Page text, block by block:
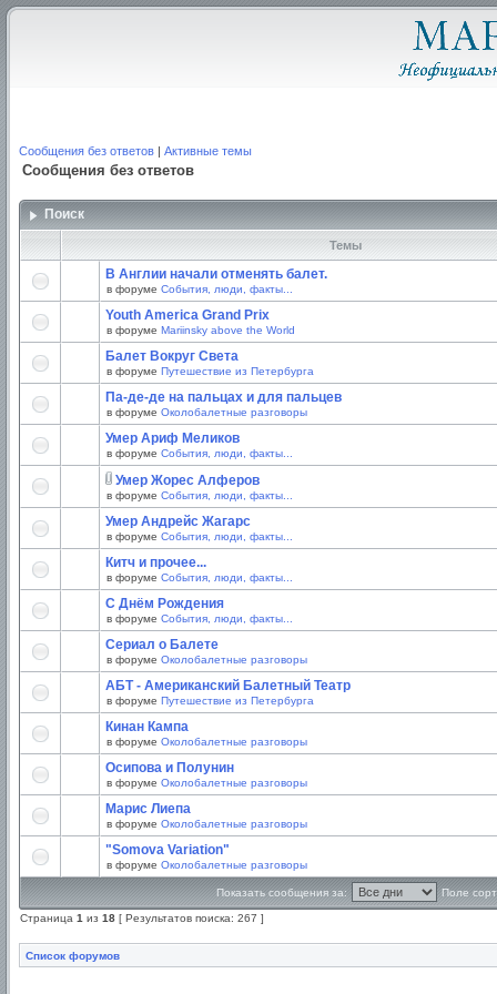
Сообщения без ответов | Активные темы
Сообщения без ответов
Поиск
Темы
В Англии начали отменять балет.
в форуме События, люди, факты...
Youth America Grand Prix
в форуме Mariinsky above the World
Балет Вокруг Света
в форуме Путешествие из Петербурга
Па-де-де на пальцах и для пальцев
в форуме Околобалетные разговоры
Умер Ариф Меликов
в форуме События, люди, факты...
Умер Жорес Алферов
в форуме События, люди, факты...
Умер Андрейс Жагарс
в форуме События, люди, факты...
Китч и прочее...
в форуме События, люди, факты...
С Днём Рождения
в форуме События, люди, факты...
Сериал о Балете
в форуме Околобалетные разговоры
АБТ - Американский Балетный Театр
в форуме Путешествие из Петербурга
Кинан Кампа
в форуме Околобалетные разговоры
Осипова и Полунин
в форуме Околобалетные разговоры
Марис Лиепа
в форуме Околобалетные разговоры
"Somova Variation"
в форуме Околобалетные разговоры
Показать сообщения за: Поле
Страница 1 из 18 [ Результатов поиска: 267 ]
Список форумов